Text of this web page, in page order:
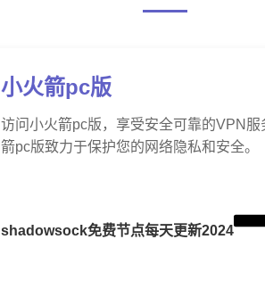
小火箭pc版
访问小火箭pc版，享受安全可靠的VPN服
箭pc版致力于保护您的网络隐私和安全。
shadowsock免费节点每天更新2024